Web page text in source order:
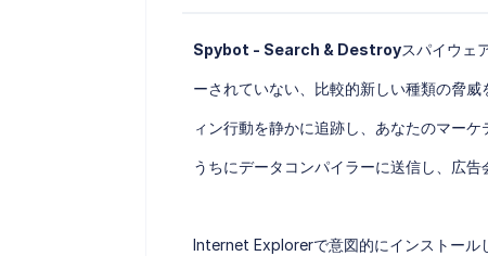
Spybot - Search & Destroyスパイウェ
ーされていない、比較的新しい種類の脅
ィン行動を静かに追跡し、あなたのマー
うちにデータコンパイラーに送信し、広告
Internet Explorerで意図的にインストール